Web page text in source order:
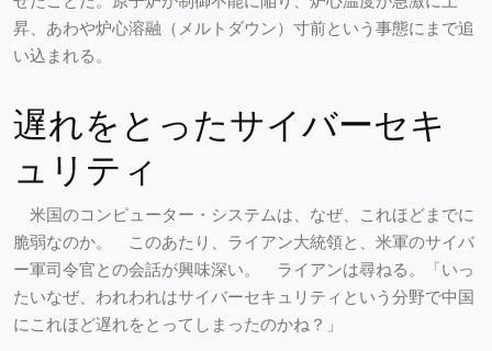
昇、あわや炉心溶融（メルトダウン）寸前という事態にまで追
い込まれる。
遅れをとったサイバーセキ
ュリティ
米国のコンピューター・システムは、なぜ、これほどまでに
脆弱なのか。 このあたり、ライアン大統領と、米軍のサイバ
ー軍司令官との会話が興味深い。 ライアンは尋ねる。「いっ
たいなぜ、われわれはサイバーセキュリティという分野で中国
にこれほど遅れをとってしまったのかね？」